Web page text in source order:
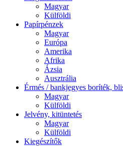
Magyar
Külföldi
Papírpénzek
Magyar
Európa
Amerika
Afrika
Ázsia
Ausztrália
Érmés / bankjegyes boríték,
Magyar
Külföldi
Jelvény, kitüntetés
Magyar
Külföldi
Kiegészítők